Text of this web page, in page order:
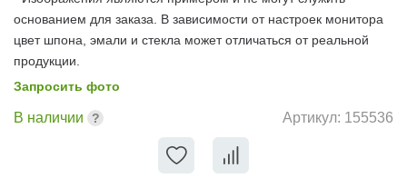
основанием для заказа. В зависимости от настроек монитора
цвет шпона, эмали и стекла может отличаться от реальной
продукции.
Запросить фото
В наличии Артикул: 155536